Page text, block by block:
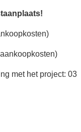
met het project: 03